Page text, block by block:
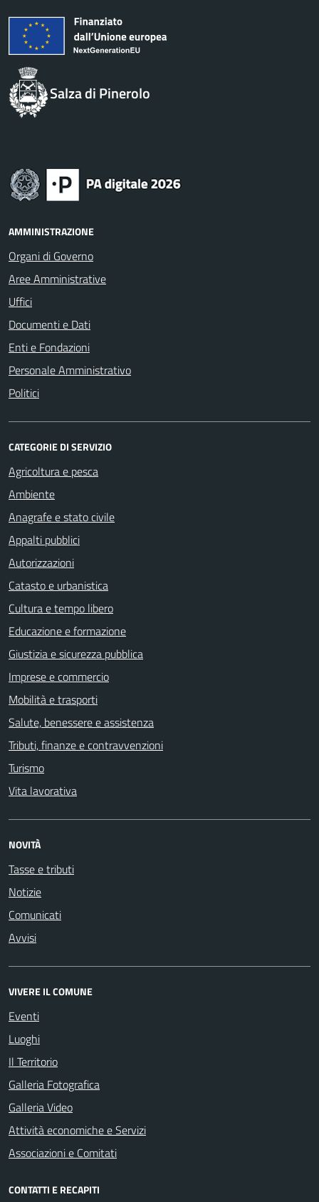
Salza di Pinerolo
AMMINISTRAZIONE
Organi di Governo
Aree Amministrative
Uffici
Documenti e Dati
Enti e Fondazioni
Personale Amministrativo
Politici
CATEGORIE DI SERVIZIO
Agricoltura e pesca
Ambiente
Anagrafe e stato civile
Appalti pubblici
Autorizzazioni
Catasto e urbanistica
Cultura e tempo libero
Educazione e formazione
Giustizia e sicurezza pubblica
Imprese e commercio
Mobilità e trasporti
Salute, benessere e assistenza
Tributi, finanze e contravvenzioni
Turismo
Vita lavorativa
NOVITÀ
Tasse e tributi
Notizie
Comunicati
Avvisi
VIVERE IL COMUNE
Eventi
Luoghi
Il Territorio
Galleria Fotografica
Galleria Video
Attività economiche e Servizi
Associazioni e Comitati
CONTATTI E RECAPITI